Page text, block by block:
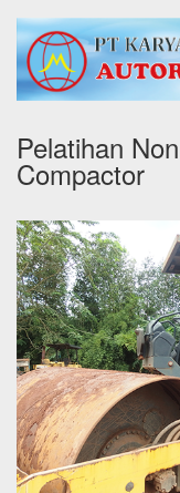
Pelatihan
Compactor